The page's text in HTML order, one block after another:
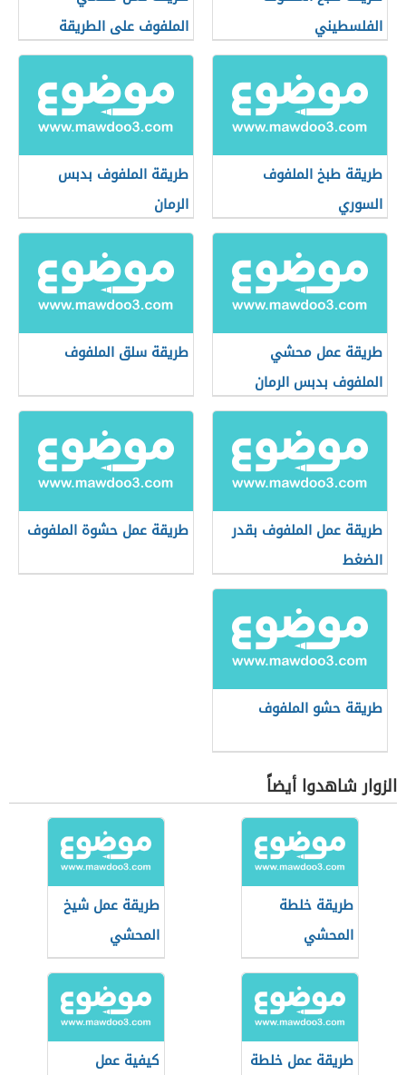
الفلسطيني
الملفوف على الطريقة
المصرية
طريقة طبخ الملفوف
السوري
طريقة الملفوف بدبس
الرمان
طريقة عمل محشي
الملفوف بدبس الرمان
طريقة سلق الملفوف
طريقة عمل الملفوف بقدر
الضغط
طريقة عمل حشوة الملفوف
طريقة حشو الملفوف
الزوار شاهدوا أيضاً
طريقة خلطة
المحشي
طريقة عمل شيخ
المحشي
طريقة عمل خلطة
كيفية عمل